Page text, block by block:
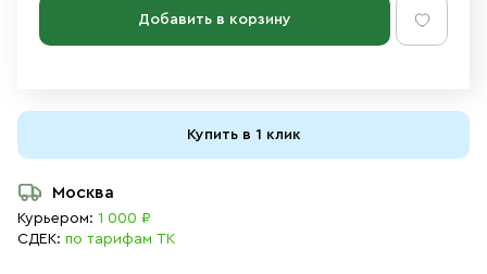
Добавить в корзину
Купить в 1 клик
Москва
Курьером: 1 000 ₽
СДЕК: по тарифам ТК